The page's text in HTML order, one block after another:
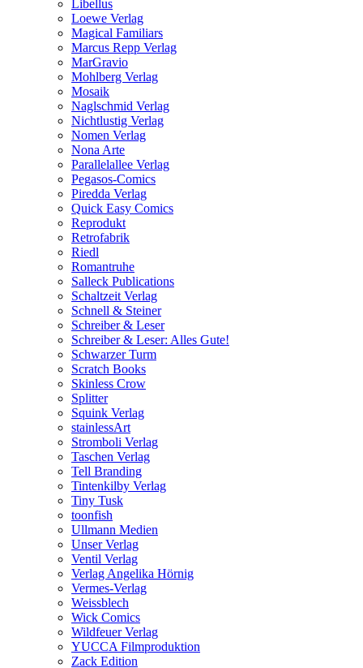
Libellus
Loewe Verlag
Magical Familiars
Marcus Repp Verlag
MarGravio
Mohlberg Verlag
Mosaik
Naglschmid Verlag
Nichtlustig Verlag
Nomen Verlag
Nona Arte
Parallelallee Verlag
Pegasos-Comics
Piredda Verlag
Quick Easy Comics
Reprodukt
Retrofabrik
Riedl
Romantruhe
Salleck Publications
Schaltzeit Verlag
Schnell & Steiner
Schreiber & Leser
Schreiber & Leser: Alles Gute!
Schwarzer Turm
Scratch Books
Skinless Crow
Splitter
Squink Verlag
stainlessArt
Stromboli Verlag
Taschen Verlag
Tell Branding
Tintenkilby Verlag
Tiny Tusk
toonfish
Ullmann Medien
Unser Verlag
Ventil Verlag
Verlag Angelika Hörnig
Vermes-Verlag
Weissblech
Wick Comics
Wildfeuer Verlag
YUCCA Filmproduktion
Zack Edition